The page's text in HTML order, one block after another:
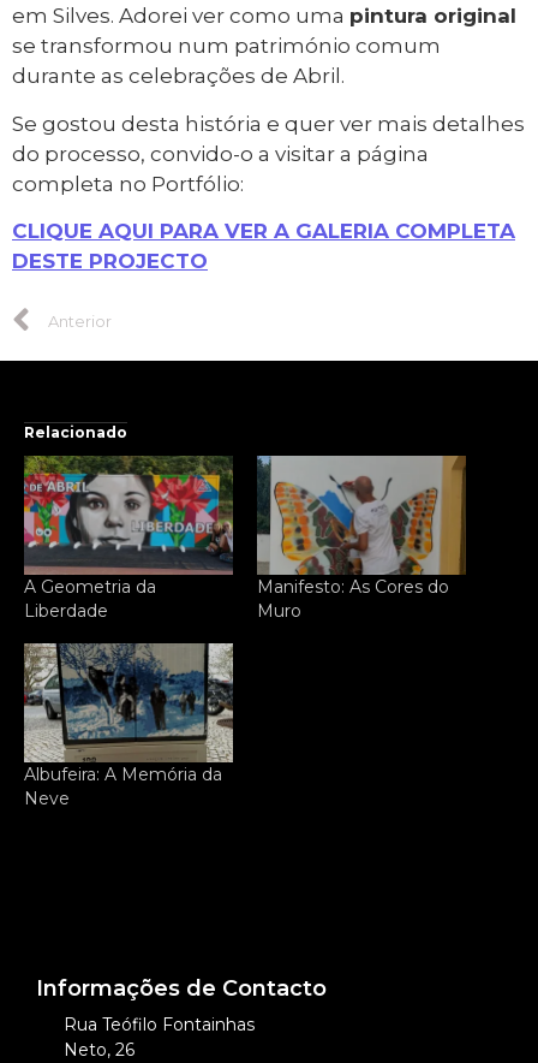
em Silves. Adorei ver como uma pintura original
se transformou num património comum
durante as celebrações de Abril.
Se gostou desta história e quer ver mais detalhes
do processo, convido-o a visitar a página
completa no Portfólio:
CLIQUE AQUI PARA VER A GALERIA COMPLETA
DESTE PROJECTO
Anterior
Relacionado
A Geometria da
Liberdade
Manifesto: As Cores do
Muro
Albufeira: A Memória da
Neve
Informações de Contacto
Rua Teófilo Fontainhas
Neto, 26